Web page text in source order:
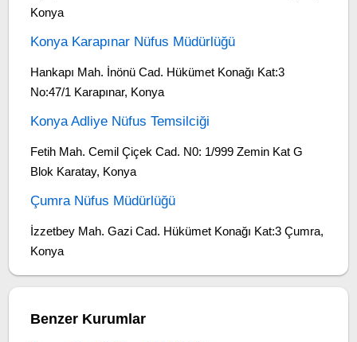
Konya
Konya Karapınar Nüfus Müdürlüğü
Hankapı Mah. İnönü Cad. Hükümet Konağı Kat:3
No:47/1 Karapınar, Konya
Konya Adliye Nüfus Temsilciği
Fetih Mah. Cemil Çiçek Cad. N0: 1/999 Zemin Kat G
Blok Karatay, Konya
Çumra Nüfus Müdürlüğü
İzzetbey Mah. Gazi Cad. Hükümet Konağı Kat:3 Çumra,
Konya
Benzer Kurumlar